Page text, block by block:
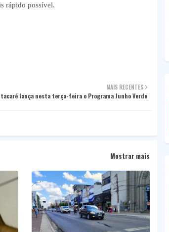
rápido possível.
MAIS RECENTES
lança nesta terça-feira o Programa Junho Verde
Mostrar mais